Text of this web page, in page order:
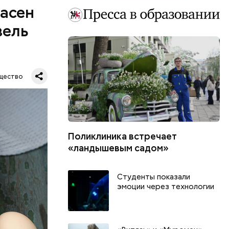
Поликлиника встречает
«ландышевым садом»
Студенты показали
эмоции через технологии